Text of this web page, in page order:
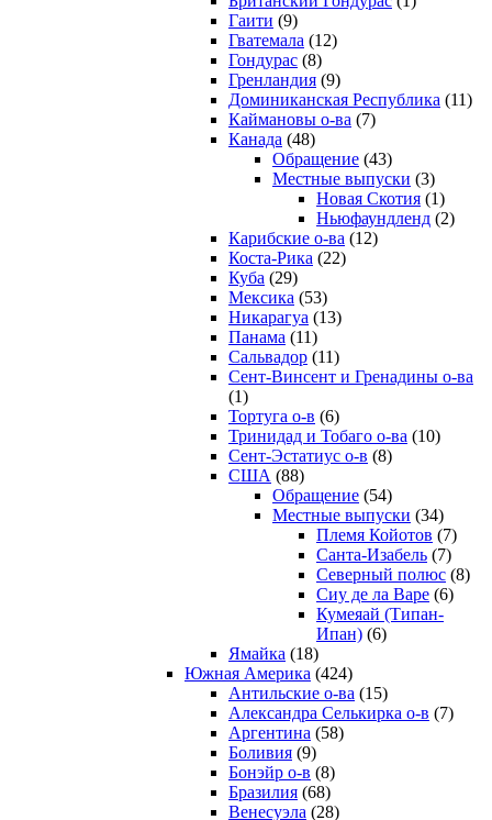
Гаити (9)
Гватемала (12)
Гондурас (8)
Гренландия (9)
Доминиканская Республика (11)
Каймановы о-ва (7)
Канада (48)
Обращение (43)
Местные выпуски (3)
Новая Скотия (1)
Ньюфаундленд (2)
Карибские о-ва (12)
Коста-Рика (22)
Куба (29)
Мексика (53)
Никарагуа (13)
Панама (11)
Сальвадор (11)
Сент-Винсент и Гренадины о-ва
(1)
Тортуга о-в (6)
Тринидад и Тобаго о-ва (10)
Сент-Эстатиус о-в (8)
США (88)
Обращение (54)
Местные выпуски (34)
Племя Койотов (7)
Санта-Изабель (7)
Северный полюс (8)
Сиу де ла Варе (6)
Кумеяай (Типан-
Ипан) (6)
Ямайка (18)
Южная Америка (424)
Антильские о-ва (15)
Александра Селькирка о-в (7)
Аргентина (58)
Боливия (9)
Бонэйр о-в (8)
Бразилия (68)
Венесуэла (28)